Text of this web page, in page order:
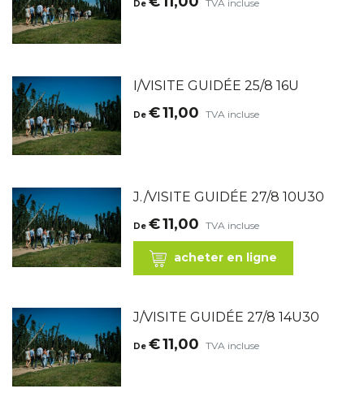
De TVA incluse
I/VISITE GUIDÉE 25/8 16U
De €11,00 TVA incluse
J./VISITE GUIDÉE 27/8 10U30
De €11,00 TVA incluse
acheter en ligne
J/VISITE GUIDÉE 27/8 14U30
De €11,00 TVA incluse